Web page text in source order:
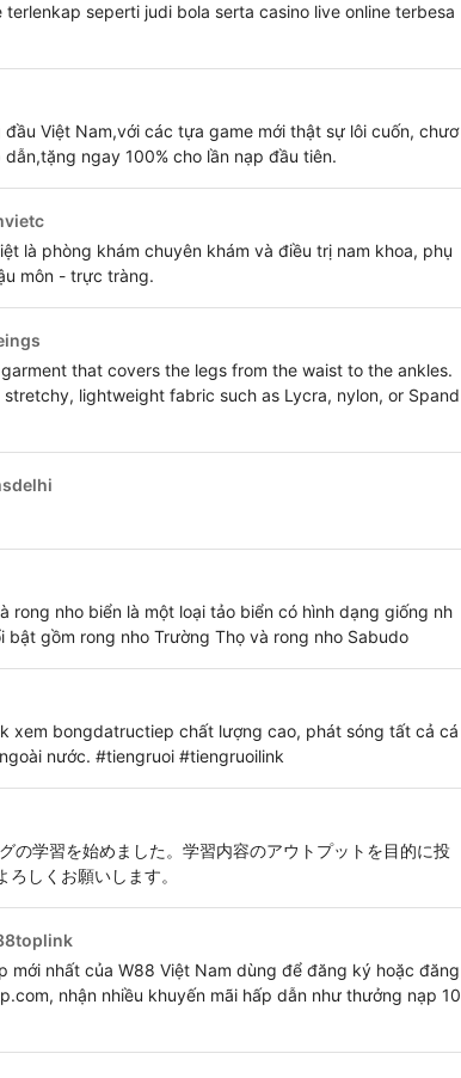
seperti judi bola serta casino live online terbesa
Việt Nam,với các tựa game mới thật sự lôi cuốn, chươ
ngay 100% cho lần nạp đầu tiên.
là phòng khám chuyên khám và điều trị nam khoa, phụ
môn - trực tràng.
that covers the legs from the waist to the ankles.
lightweight fabric such as Lycra, nylon, or Spand
rong nho biển là một loại tảo biển có hình dạng giống nh
bật gồm rong nho Trường Thọ và rong nho Sabudo
xem bongdatructiep chất lượng cao, phát sóng tất cả cá
nước. #tiengruoi #tiengruoilink
の学習を始めました。学習内容のアウトプットを目的に投
しくお願いします。
mới nhất của W88 Việt Nam dùng để đăng ký hoặc đăng
nhận nhiều khuyến mãi hấp dẫn như thưởng nạp 10